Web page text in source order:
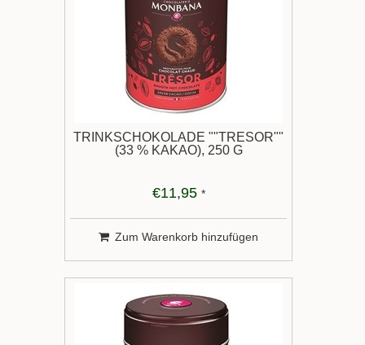
TRINKSCHOKOLADE ""TRÉSOR""
(33 % KAKAO), 250 G
€11,95 *
Zum Warenkorb hinzufügen